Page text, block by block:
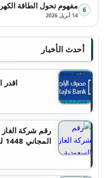
6 مفهوم تحول الطاقة
14 أبريل 2026
أحدث الأخبار
رقم شركة الغاز
المجاني 1448 للتواصل والاستفسار